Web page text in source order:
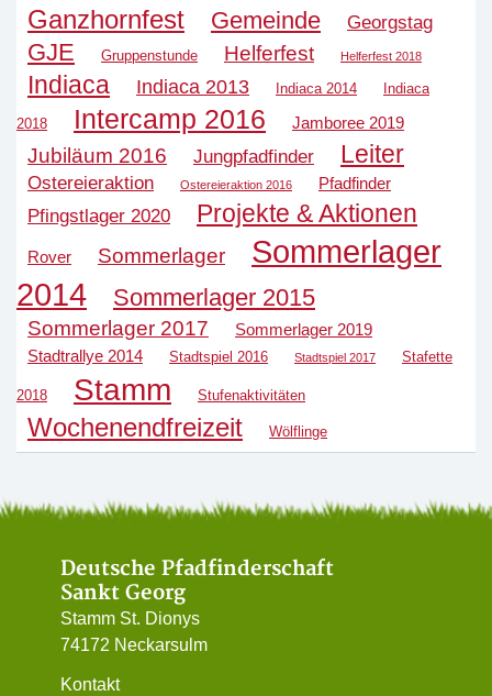
Ganzhornfest Gemeinde Georgstag
GJE Gruppenstunde Helferfest Helferfest 2018
Indiaca Indiaca 2013 Indiaca 2014 Indiaca
2018 Intercamp 2016 Jamboree 2019
Jubiläum 2016 Jungpfadfinder Leiter
Ostereieraktion Ostereieraktion 2016 Pfadfinder
Pfingstlager 2020 Projekte & Aktionen
Rover Sommerlager
Sommerlager
2014
Sommerlager 2015
Sommerlager 2017
Sommerlager 2019
Stadtrallye 2014
Stadtspiel 2016 Stadtspiel 2017 Stafette
2018 Stamm Stufenaktivitäten
Wochenendfreizeit Wölflinge
Deutsche Pfadfinderschaft
Sankt Georg
Stamm St. Dionys
74172 Neckarsulm
Kontakt